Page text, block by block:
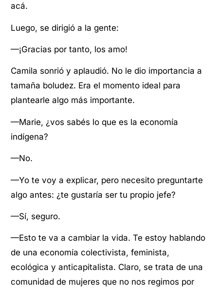
acá.
Luego, se dirigió a la gente:
—¡Gracias por tanto, los amo!
Camila sonrió y aplaudió. No le dio importancia a
tamaña boludez. Era el momento ideal para
plantearle algo más importante.
—Marie, ¿vos sabés lo que es la economía
indígena?
—No.
—Yo te voy a explicar, pero necesito preguntarte
algo antes: ¿te gustaría ser tu propio jefe?
—Sí, seguro.
—Esto te va a cambiar la vida. Te estoy hablando
de una economía colectivista, feminista,
ecológica y anticapitalista. Claro, se trata de una
comunidad de mujeres que no nos regimos por